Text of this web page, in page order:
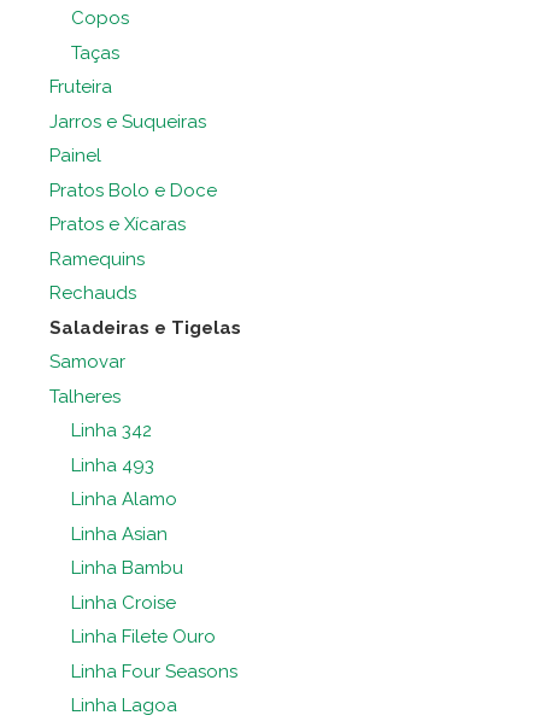
Copos
Taças
Fruteira
Jarros e Suqueiras
Painel
Pratos Bolo e Doce
Pratos e Xícaras
Ramequins
Rechauds
Saladeiras e Tigelas
Samovar
Talheres
Linha 342
Linha 493
Linha Alamo
Linha Asian
Linha Bambu
Linha Croise
Linha Filete Ouro
Linha Four Seasons
Linha Lagoa